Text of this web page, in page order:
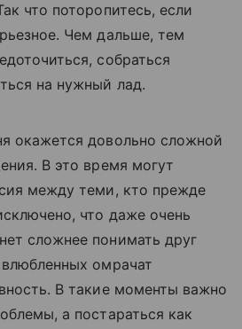
что поторопитесь, если
Чем дальше, тем
собраться
на нужный лад.
окажется довольно сложной
В это время могут
между теми, кто прежде
что даже очень
сложнее понимать друг
омрачат
В такие моменты важно
а постараться как